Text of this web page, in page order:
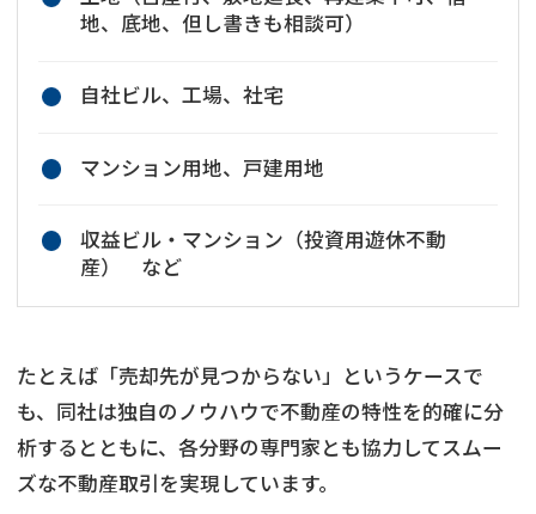
地、底地、但し書きも相談可）
自社ビル、工場、社宅
マンション用地、戸建用地
収益ビル・マンション（投資用遊休不動
産） など
たとえば「売却先が見つからない」というケースで
も、同社は独自のノウハウで不動産の特性を的確に分
析するとともに、各分野の専門家とも協力してスムー
ズな不動産取引を実現しています。